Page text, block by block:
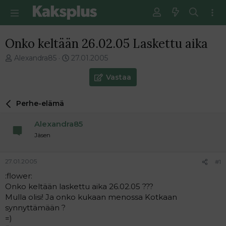
Onko keltään 26.02.05 Laskettu aika
V
e
t
n
a
o
i
t
Alexandra85
E
i
s
t
27.01.2005
Vastaa
Perhe-elämä
Alexandra85
Jäsen
27.01.2005 #1
:flower:
Onko keltään laskettu aika 26.02.05 ???
Mulla olisi! Ja onko kukaan menossa Kotkaan
synnyttämään ?
=)